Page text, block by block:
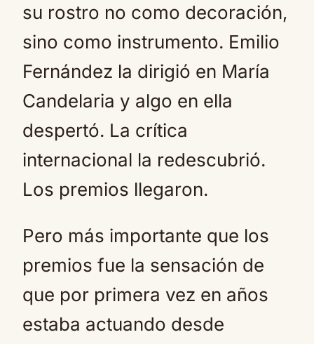
su rostro no como decoración,
sino como instrumento. Emilio
Fernández la dirigió en María
Candelaria y algo en ella
despertó. La crítica
internacional la redescubrió.
Los premios llegaron.
Pero más importante que los
premios fue la sensación de
que por primera vez en años
estaba actuando desde